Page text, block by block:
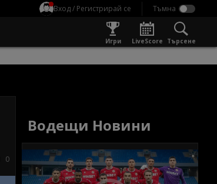
Вход / Регистрирай се
Игри LiveScore Търсене
0
Водещи Новини